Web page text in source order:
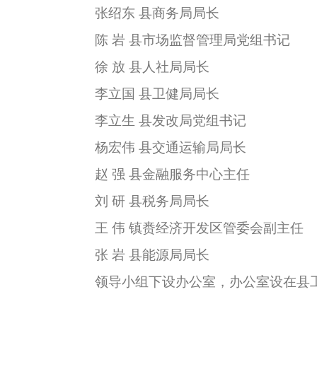
张绍东 县商务局局长
陈 岩 县市场监督管理局党组书记
徐 放 县人社局局长
李立国 县卫健局局长
李立生 县发改局党组书记
杨宏伟 县交通运输局局长
赵 强 县金融服务中心主任
刘 研 县税务局局长
王 伟 镇赉经济开发区管委会副主任
张 岩 县能源局局长
领导小组下设办公室，办公室设在县